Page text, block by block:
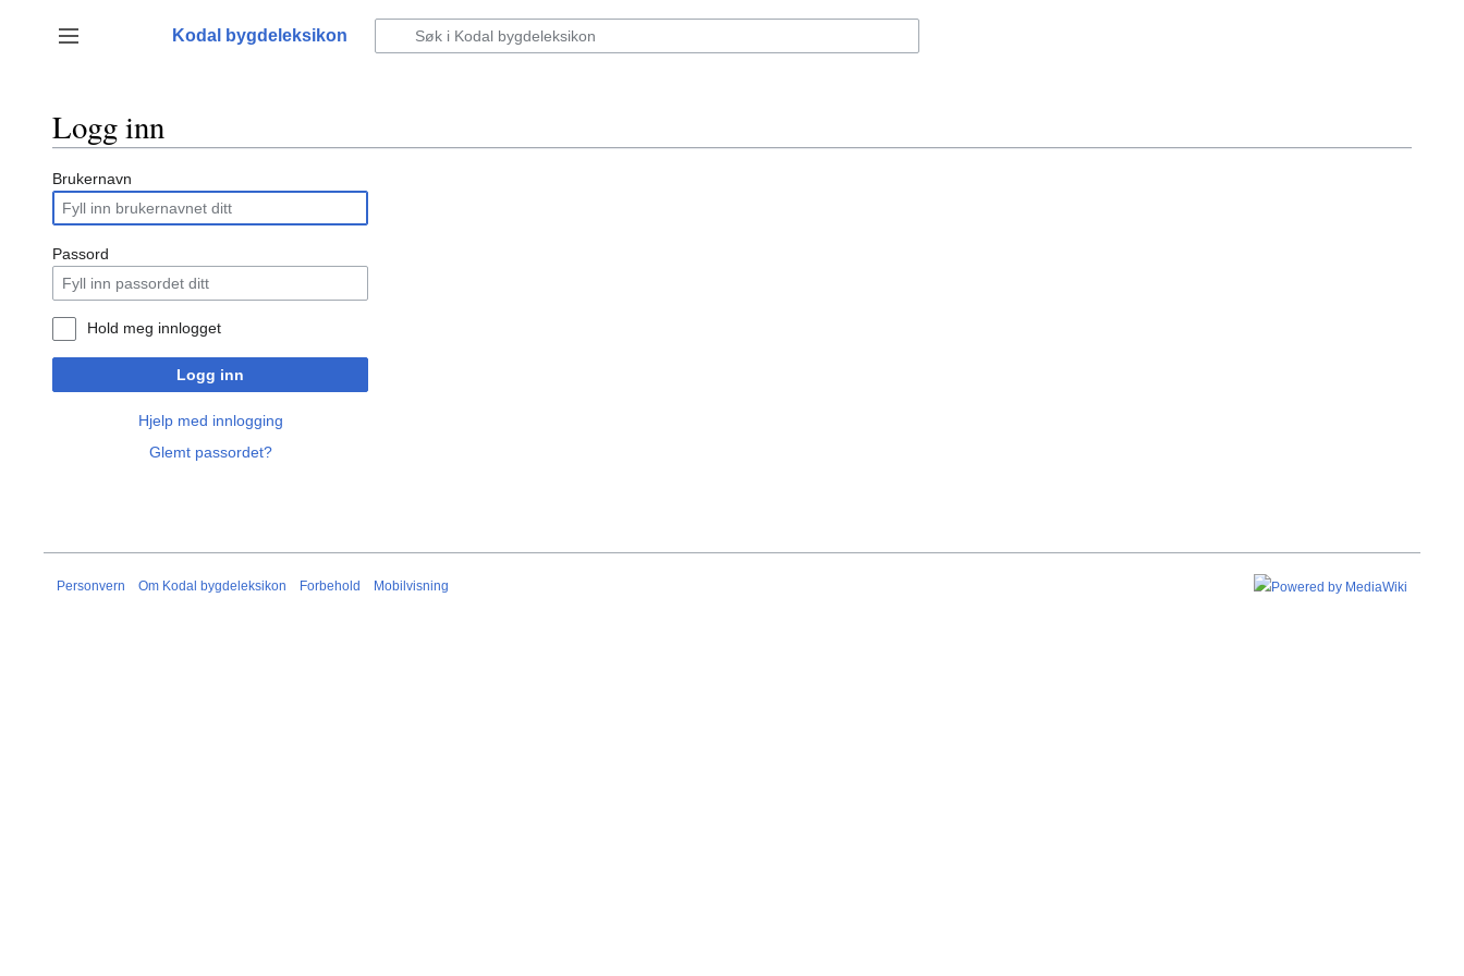
innhold
Vis/skjul sidefelt
Kodal bygdeleksikon
Logg inn
Brukernavn
Passord
Hold meg innlogget
Logg inn
Hjelp med innlogging
Glemt passordet?
Personvern Om Kodal bygdeleksikon Forbehold Mobilvisning